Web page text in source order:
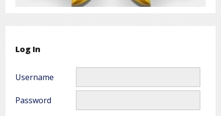
Log In
Username
Password